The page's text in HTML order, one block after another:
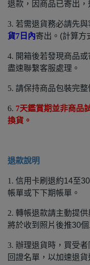
退款，因商品已寄出
3. 若需退貨務必請先
貨7日內寄出。(計算方
4. 開箱後若發現商品
盡速聯繫客服處理。
5. 請保持商品包裝完整
6. 7天鑑賞期並非商品
換貨。
退款說明
1. 信用卡刷退約14至
帳單或下下期帳單。
2. 轉帳退款請主動提
將於收到照片後推30
3. 辦理退貨時，買受
回證名單，以加速退貨